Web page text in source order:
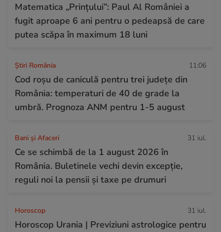
Matematica „Prințului”: Paul Al României a
fugit aproape 6 ani pentru o pedeapsă de care
putea scăpa în maximum 18 luni
Știri România 11:06
Cod roșu de caniculă pentru trei județe din
România: temperaturi de 40 de grade la
umbră. Prognoza ANM pentru 1-5 august
Bani și Afaceri 31 iul.
Ce se schimbă de la 1 august 2026 în
România. Buletinele vechi devin excepție,
reguli noi la pensii și taxe pe drumuri
Horoscop 31 iul.
Horoscop Urania | Previziuni astrologice pentru